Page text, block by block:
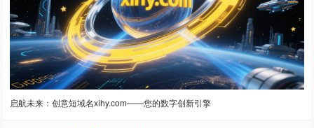
启航未来：创意短域名xihy.com——您的数字创新引擎